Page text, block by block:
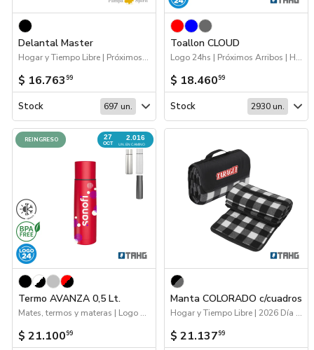
Delantal Master
Hogar y Tiempo Libre | Próximos Arribos
$ 16.763 99
Stock 697 un.
Toallon CLOUD
Logo 24hs | Próximos Arribos | Hogar y Tiempo Libre
$ 18.46099
Stock 2930 un.
27
OCT
2.016
UN. EN CAMINO
REINGRESO
Termo AVANZA 0,5 Lt.
Mates, termos y materas | Logo 24hs | Hogar y Tiempo Libre | 2026 Reingresos | Próximos Arribos | Drinkware
$ 21.10099
Manta COLORADO c/cuadros
Hogar y Tiempo Libre | 2026 Día de la Niñez
$ 21.13799